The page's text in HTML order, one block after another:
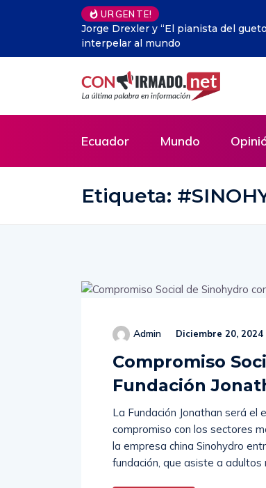
URGENTE!
La ‘Internet muerta’: el
Ecuador Mundo
Etiqueta:
Admin Diciembre 20, 2024
Compromiso
Fundación
La Fundación Jonathan será el
compromiso con los sectores
la empresa china Sinohydro
fundación, que asiste a